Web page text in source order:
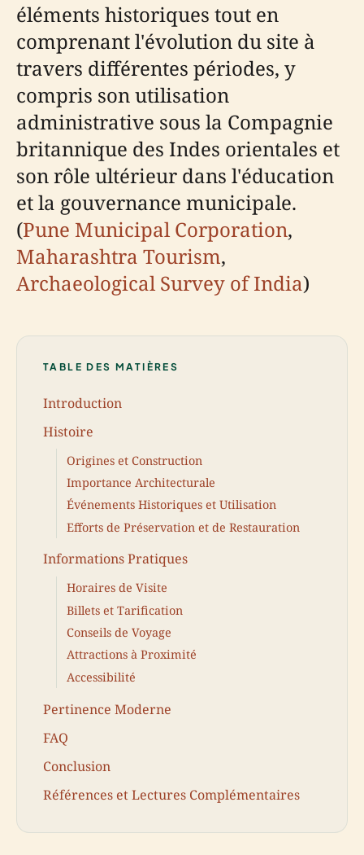
éléments historiques tout en
comprenant l'évolution du site à
travers différentes périodes, y
compris son utilisation
administrative sous la Compagnie
britannique des Indes orientales et
son rôle ultérieur dans l'éducation
et la gouvernance municipale.
(Pune Municipal Corporation,
Maharashtra Tourism,
Archaeological Survey of India)
TABLE DES MATIÈRES
Introduction
Histoire
Origines et Construction
Importance Architecturale
Événements Historiques et Utilisation
Efforts de Préservation et de Restauration
Informations Pratiques
Horaires de Visite
Billets et Tarification
Conseils de Voyage
Attractions à Proximité
Accessibilité
Pertinence Moderne
FAQ
Conclusion
Références et Lectures Complémentaires